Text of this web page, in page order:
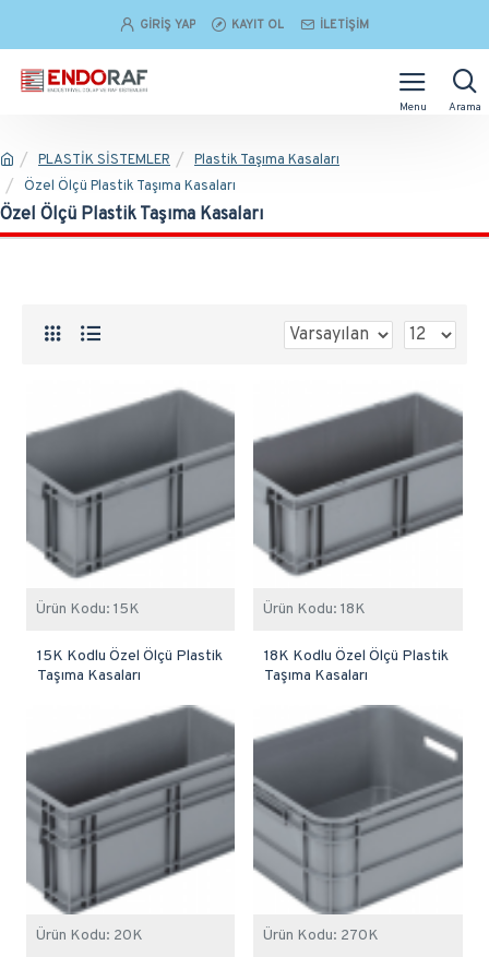
GIRIŞ YAP KAYIT OL İLETIŞIM
PLASTİK SİSTEMLER
Plastik Taşıma Kasaları
Özel Ölçü Plastik Taşıma Kasaları
Özel Ölçü Plastik Taşıma Kasaları
Ürün Kodu: 15K
15K Kodlu Özel Ölçü Plastik
Taşıma Kasaları
Ürün Kodu: 18K
18K Kodlu Özel Ölçü Plastik
Taşıma Kasaları
Ürün Kodu: 20K Ürün Kodu: 270K